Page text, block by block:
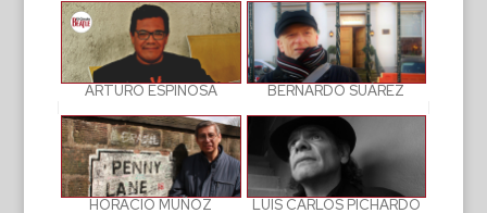
ARTURO ESPINOSA BERNARDO SUÁREZ
HORACIO MUÑOZ LUIS CARLOS PICHARDO